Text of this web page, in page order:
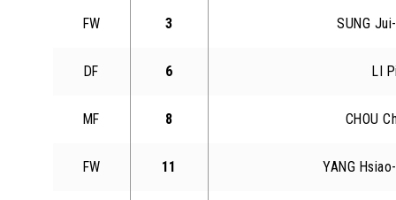
FW 3 SUNG
DF 6 LI
MF 8 CHOU
FW 11 YANG